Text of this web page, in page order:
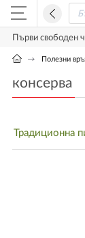
Първи свободен
Полезни
консерва
Традиционна